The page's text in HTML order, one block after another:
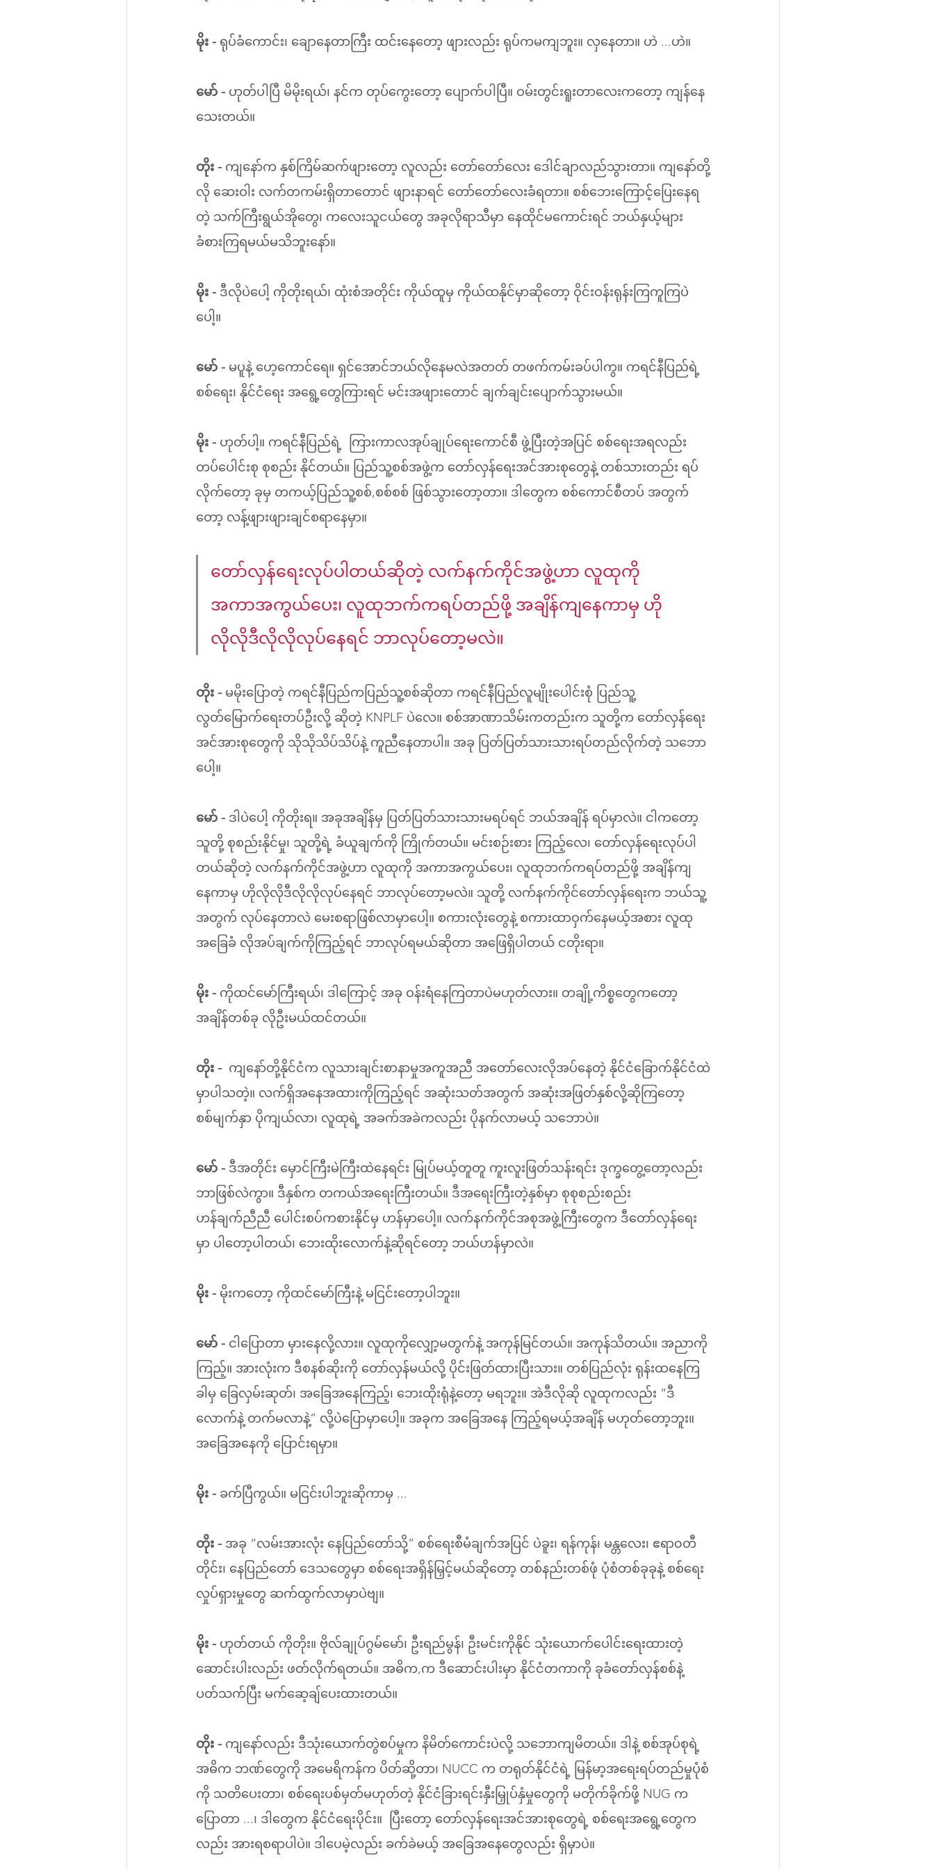
မိုး - ရုပ်ခံကောင်း၊ ချောနေတာကြီး ထင်းနေတော့ ဖျားလည်း ရုပ်ကမကျဘူး။ လှနေတာ။ ဟဲ ...ဟဲ။
မော် - ဟုတ်ပါပြီ မိမိုးရယ်၊ နင်က တုပ်ကွေးတော့ ပျောက်ပါပြီ။ ဝမ်းတွင်းရူးတာလေးကတော့ ကျန်နေ
သေးတယ်။
တိုး - ကျနော်က နှစ်ကြိမ်ဆက်ဖျားတော့ လူလည်း တော်တော်လေး ဒေါင်ချာလည်သွားတာ။ ကျနော်တို့
လို ဆေးဝါး လက်တကမ်းရှိတာတောင် ဖျားနာရင် တော်တော်လေးခံရတာ။ စစ်ဘေးကြောင့်ပြေးနေရ
တဲ့ သက်ကြီးရွယ်အိုတွေ၊ ကလေးသူငယ်တွေ အခုလိုရာသီမှာ နေထိုင်မကောင်းရင် ဘယ်နှယ့်များ
ခံစားကြရမယ်မသိဘူးနော်။
မိုး - ဒီလိုပဲပေါ့ ကိုတိုးရယ်၊ ထုံးစံအတိုင်း ကိုယ်ထူမှ ကိုယ်ထနိုင်မှာဆိုတော့ ဝိုင်းဝန်းရုန်းကြကူကြပဲ
ပေါ့။
မော် - မပူနဲ့ ဟေ့ကောင်ရေ။ ရှင်အောင်ဘယ်လိုနေမလဲအတတ် တဖက်ကမ်းခပ်ပါကွ။ ကရင်နီပြည်ရဲ့
စစ်ရေး၊ နိုင်ငံရေး အရွေ့တွေကြားရင် မင်းအဖျားတောင် ချက်ချင်းပျောက်သွားမယ်။
မိုး - ဟုတ်ပါ့။ ကရင်နီပြည်ရဲ့  ကြားကာလအုပ်ချုပ်ရေးကောင်စီ ဖွဲ့ပြီးတဲ့အပြင် စစ်ရေးအရလည်း
တပ်ပေါင်းစု စုစည်း နိုင်တယ်။ ပြည်သူ့စစ်အဖွဲ့က တော်လှန်ရေးအင်အားစုတွေနဲ့ တစ်သားတည်း ရပ်
လိုက်တော့ ခုမှ တကယ့်ပြည်သူ့စစ်,စစ်စစ် ဖြစ်သွားတော့တာ။ ဒါတွေက စစ်ကောင်စီတပ် အတွက်
တော့ လန့်ဖျားဖျားချင်စရာနေမှာ။
တော်လှန်ရေးလုပ်ပါတယ်ဆိုတဲ့ လက်နက်ကိုင်အဖွဲ့ဟာ လူထုကို
အကာအကွယ်ပေး၊ လူထုဘက်ကရပ်တည်ဖို့ အချိန်ကျနေကာမှ ဟို
လိုလိုဒီလိုလိုလုပ်နေရင် ဘာလုပ်တော့မလဲ။
တိုး - မမိုးပြောတဲ့ ကရင်နီပြည်ကပြည်သူ့စစ်ဆိုတာ ကရင်နီပြည်လူမျိုးပေါင်းစုံ ပြည်သူ့
လွတ်မြောက်ရေးတပ်ဦးလို့ ဆိုတဲ့ KNPLF ပဲလေ။ စစ်အာဏာသိမ်းကတည်းက သူတို့က တော်လှန်ရေး
အင်အားစုတွေကို သိုသိုသိပ်သိပ်နဲ့ ကူညီနေတာပါ။ အခု ပြတ်ပြတ်သားသားရပ်တည်လိုက်တဲ့ သဘော
ပေါ့။
မော် - ဒါပဲပေါ့ ကိုတိုးရ။ အခုအချိန်မှ ပြတ်ပြတ်သားသားမရပ်ရင် ဘယ်အချိန် ရပ်မှာလဲ။ ငါကတော့
သူတို့ စုစည်းနိုင်မှု၊ သူတို့ရဲ့ ခံယူချက်ကို ကြိုက်တယ်။ မင်းစဉ်းစား ကြည့်လေ၊ တော်လှန်ရေးလုပ်ပါ
တယ်ဆိုတဲ့ လက်နက်ကိုင်အဖွဲ့ဟာ လူထုကို အကာအကွယ်ပေး၊ လူထုဘက်ကရပ်တည်ဖို့ အချိန်ကျ
နေကာမှ ဟိုလိုလိုဒီလိုလိုလုပ်နေရင် ဘာလုပ်တော့မလဲ။ သူတို့ လက်နက်ကိုင်တော်လှန်ရေးက ဘယ်သူ့
အတွက် လုပ်နေတာလဲ မေးစရာဖြစ်လာမှာပေါ့။ စကားလုံးတွေနဲ့ စကားထာဝှက်နေမယ့်အစား လူထု
အခြေခံ လိုအပ်ချက်ကိုကြည့်ရင် ဘာလုပ်ရမယ်ဆိုတာ အဖြေရှိပါတယ် ငတိုးရာ။
မိုး - ကိုထင်မော်ကြီးရယ်၊ ဒါကြောင့် အခု ဝန်းရံနေကြတာပဲမဟုတ်လား။ တချို့ကိစ္စတွေကတော့
အချိန်တစ်ခု လိုဦးမယ်ထင်တယ်။
တိုး - ကျနော်တို့နိုင်ငံက လူသားချင်းစာနာမှုအကူအညီ အတော်လေးလိုအပ်နေတဲ့ နိုင်ငံခြောက်နိုင်ငံထဲ
မှာပါသတဲ့။ လက်ရှိအနေအထားကိုကြည့်ရင် အဆုံးသတ်အတွက် အဆုံးအဖြတ်နှစ်လို့ဆိုကြတော့
စစ်မျက်နှာ ပိုကျယ်လာ၊ လူထုရဲ့ အခက်အခဲကလည်း ပိုနက်လာမယ့် သဘောပဲ။
မော် - ဒီအတိုင်း မှောင်ကြီးမဲကြီးထဲနေရင်း မြုပ်မယ့်တူတူ ကူးလူးဖြတ်သန်းရင်း ဒုက္ခတွေ့တော့လည်း
ဘာဖြစ်လဲကွာ။ ဒီနှစ်က တကယ်အရေးကြီးတယ်။ ဒီအရေးကြီးတဲ့နှစ်မှာ စုစုစည်းစည်း
ဟန်ချက်ညီညီ ပေါင်းစပ်ကစားနိုင်မှ ဟန်မှာပေါ့။ လက်နက်ကိုင်အစုအဖွဲ့ကြီးတွေက ဒီတော်လှန်ရေး
မှာ ပါတော့ပါတယ်၊ ဘေးထိုးလောက်နဲ့ဆိုရင်တော့ ဘယ်ဟန်မှာလဲ။
မိုး - မိုးကတော့ ကိုထင်မော်ကြီးနဲ့ မငြင်းတော့ပါဘူး။
မော် - ငါပြောတာ မှားနေလို့လား။ လူထုကိုလျှော့မတွက်နဲ့ အကုန်မြင်တယ်။ အကုန်သိတယ်။ အညာကို
ကြည့်။ အားလုံးက ဒီစနစ်ဆိုးကို တော်လှန်မယ်လို့ ပိုင်းဖြတ်ထားပြီးသား။ တစ်ပြည်လုံး ရုန်းထနေကြ
ခါမှ ခြေလှမ်းဆုတ်၊ အခြေအနေကြည့်၊ ဘေးထိုးရုံနဲ့တော့ မရဘူး။ အဲဒီလိုဆို လူထုကလည်း “ဒီ
လောက်နဲ့ တက်မလာနဲ့” လို့ပဲပြောမှာပေါ့။ အခုက အခြေအနေ ကြည့်ရမယ့်အချိန် မဟုတ်တော့ဘူး။
အခြေအနေကို ပြောင်းရမှာ။
မိုး - ခက်ပြီကွယ်။ မငြင်းပါဘူးဆိုကာမှ ...
တိုး - အခု “လမ်းအားလုံး နေပြည်တော်သို့” စစ်ရေးစီမံချက်အပြင် ပဲခူး၊ ရန်ကုန်၊ မန္တလေး၊ ဧရာ၀တီ
တိုင်း၊ နေပြည်တော် ဒေသတွေမှာ စစ်ရေးအရှိန်မြှင့်မယ်ဆိုတော့ တစ်နည်းတစ်ဖုံ ပုံစံတစ်ခုခုနဲ့ စစ်ရေး
လှုပ်ရှားမှုတွေ ဆက်ထွက်လာမှာပဲဗျ။
မိုး - ဟုတ်တယ် ကိုတိုး။ ဗိုလ်ချုပ်ဂွမ်မော်၊ ဦးရည်မွန်၊ ဦးမင်းကိုနိုင် သုံးယောက်ပေါင်းရေးထားတဲ့
ဆောင်းပါးလည်း ဖတ်လိုက်ရတယ်။ အဓိက,က ဒီဆောင်းပါးမှာ နိုင်ငံတကာကို ခုခံတော်လှန်စစ်နဲ့
ပတ်သက်ပြီး မက်ဆေ့ချ်ပေးထားတယ်။
တိုး - ကျနော်လည်း ဒီသုံးယောက်တွဲစပ်မှုက နိမိတ်ကောင်းပဲလို့ သဘောကျမိတယ်။ ဒါနဲ့ စစ်အုပ်စုရဲ့
အဓိက ဘဏ်တွေကို အမေရိကန်က ပိတ်ဆို့တာ၊ NUCC က တရုတ်နိုင်ငံရဲ့ မြန်မာ့အရေးရပ်တည်မှုပုံစံ
ကို သတိပေးတာ၊ စစ်ရေးပစ်မှတ်မဟုတ်တဲ့ နိုင်ငံခြားရင်းနှီးမြှုပ်နှံမှုတွေကို မတိုက်ခိုက်ဖို့ NUG က
ပြောတာ ...၊ ဒါတွေက နိုင်ငံရေးပိုင်း။  ပြီးတော့ တော်လှန်ရေးအင်အားစုတွေရဲ့ စစ်ရေးအရွေ့တွေက
လည်း အားရစရာပါပဲ။ ဒါပေမဲ့လည်း ခက်ခဲမယ့် အခြေအနေတွေလည်း ရှိမှာပဲ။